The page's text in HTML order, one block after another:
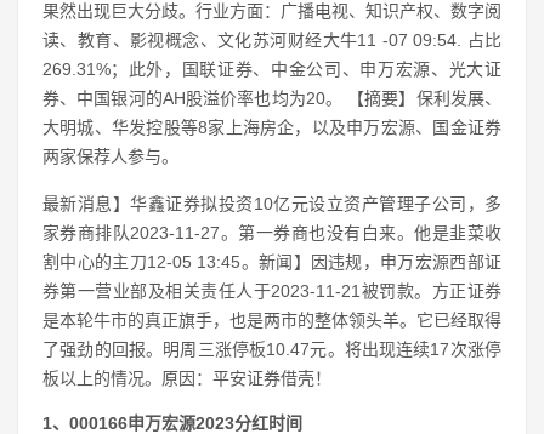
果然出现巨大分歧。行业方面：广播电视、知识产权、数字阅
读、教育、影视概念、文化苏河财经大牛11 -07 09:54. 占比
269.31%；此外，国联证券、中金公司、申万宏源、光大证
券、中国银河的AH股溢价率也均为20。 【摘要】保利发展、
大明城、华发控股等8家上海房企，以及申万宏源、国金证券
两家保荐人参与。
最新消息】华鑫证券拟投资10亿元设立资产管理子公司，多
家券商排队2023-11-27。第一券商也没有白来。他是韭菜收
割中心的主刀12-05 13:45。新闻】因违规，申万宏源西部证
券第一营业部及相关责任人于2023-11-21被罚款。方正证券
是本轮牛市的真正旗手，也是两市的整体领头羊。它已经取得
了强劲的回报。明周三涨停板10.47元。将出现连续17次涨停
板以上的情况。原因：平安证券借壳！
1、000166申万宏源2023分红时间